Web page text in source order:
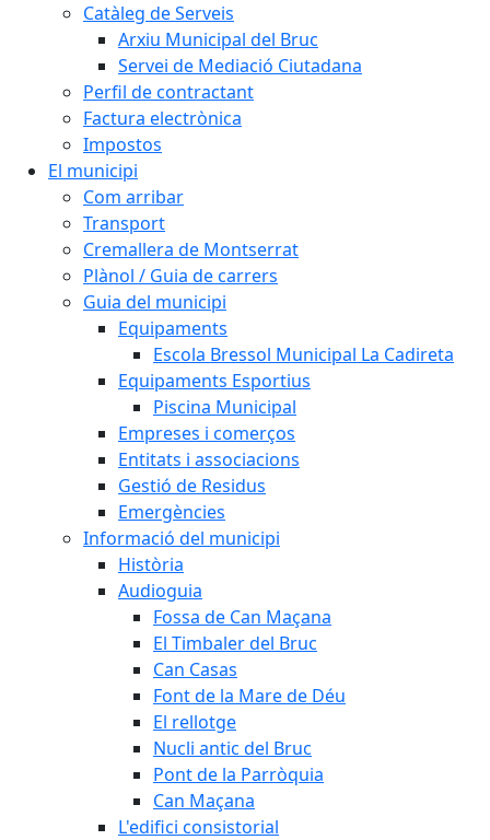
Catàleg de Serveis
Arxiu Municipal del Bruc
Servei de Mediació Ciutadana
Perfil de contractant
Factura electrònica
Impostos
El municipi
Com arribar
Transport
Cremallera de Montserrat
Plànol / Guia de carrers
Guia del municipi
Equipaments
Escola Bressol Municipal La Cadireta
Equipaments Esportius
Piscina Municipal
Empreses i comerços
Entitats i associacions
Gestió de Residus
Emergències
Informació del municipi
Història
Audioguia
Fossa de Can Maçana
El Timbaler del Bruc
Can Casas
Font de la Mare de Déu
El rellotge
Nucli antic del Bruc
Pont de la Parròquia
Can Maçana
L'edifici consistorial